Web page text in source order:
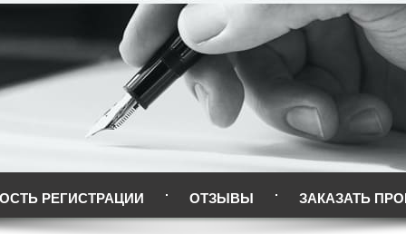
РЕГИСТРАЦИИ ОТЗЫВЫ ЗАКАЗАТЬ